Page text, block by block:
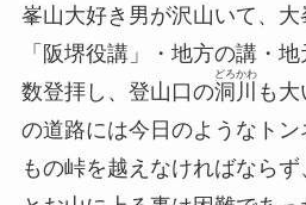
峯山大好き男が沢山いて、
「阪堺役講」・地方の講・
数登拝し、登山口の洞
どろ
川
かわ
も
の道路には今日のようなト
もの峠を越えなければなら